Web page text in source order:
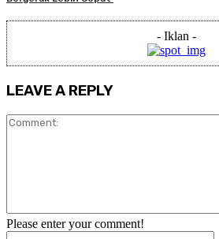
- Iklan -
LEAVE A REPLY
Please enter your comment!